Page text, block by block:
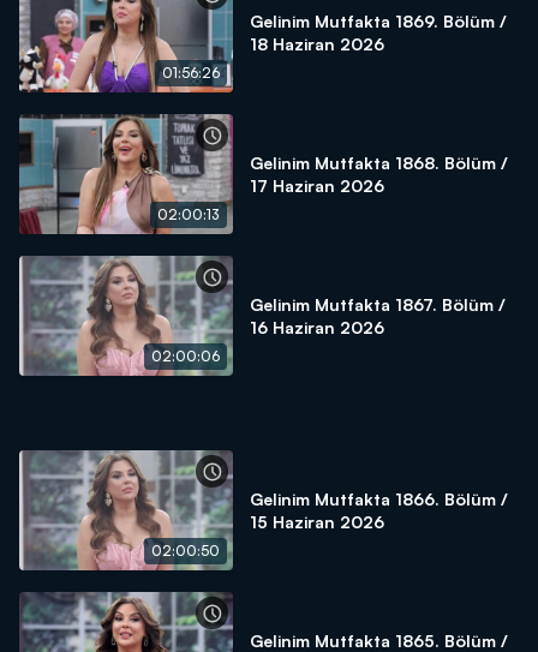
01:56:26
Gelinim Mutfakta 1869. Bölüm /
18 Haziran 2026
02:00:13
Gelinim Mutfakta 1868. Bölüm /
17 Haziran 2026
02:00:06
Gelinim Mutfakta 1867. Bölüm /
16 Haziran 2026
02:00:50
Gelinim Mutfakta 1866. Bölüm /
15 Haziran 2026
Gelinim Mutfakta 1865. Bölüm /